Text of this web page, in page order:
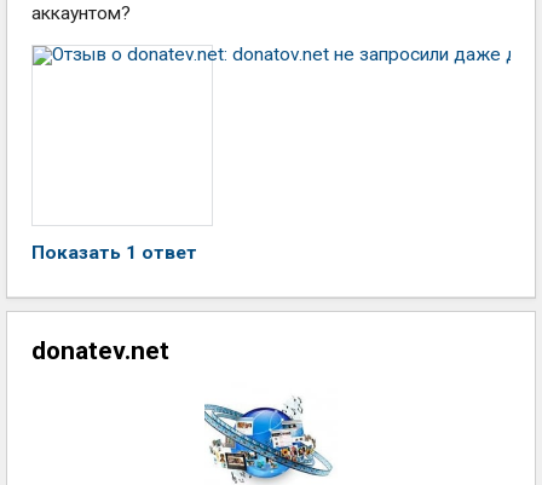
аккаунтом?
Показать 1 ответ
donatev.net